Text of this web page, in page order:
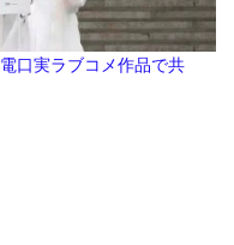
口実ラブコメ作品で共